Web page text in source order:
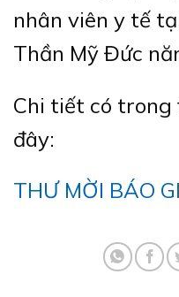
nhân viên y tế
Thần Mỹ Đức
Chi tiết có trong
đây:
THƯ MỜI BÁO